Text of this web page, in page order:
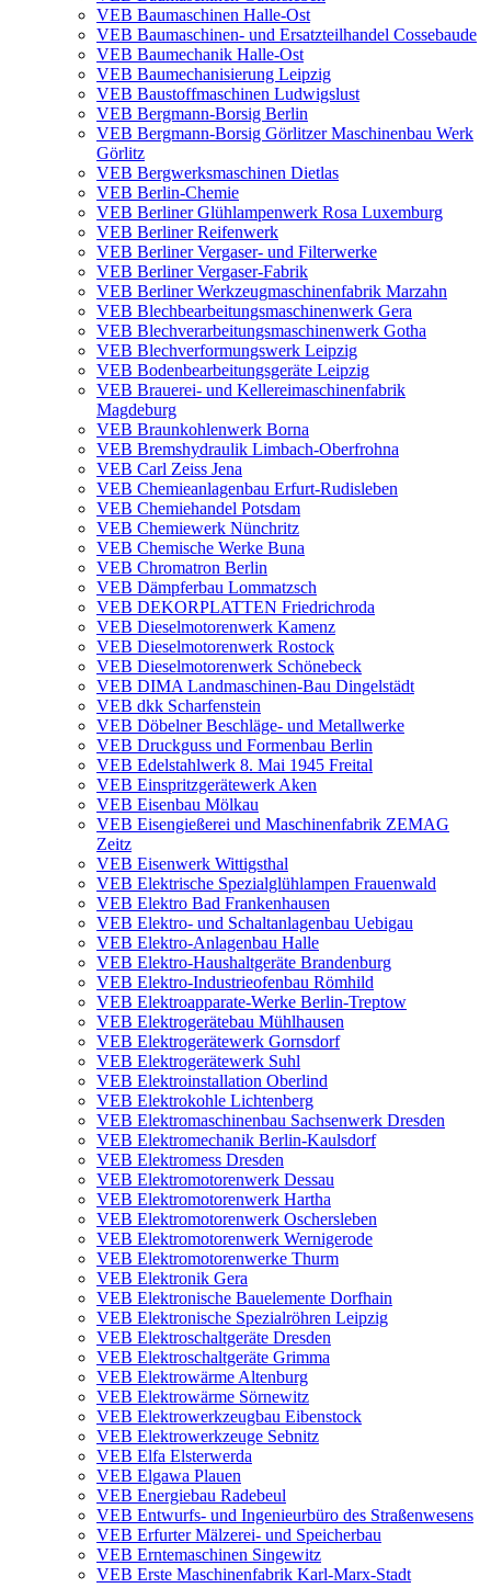
VEB Baumaschinen Halle-Ost
VEB Baumaschinen- und Ersatzteilhandel Cossebaude
VEB Baumechanik Halle-Ost
VEB Baumechanisierung Leipzig
VEB Baustoffmaschinen Ludwigslust
VEB Bergmann-Borsig Berlin
VEB Bergmann-Borsig Görlitzer Maschinenbau Werk
Görlitz
VEB Bergwerksmaschinen Dietlas
VEB Berlin-Chemie
VEB Berliner Glühlampenwerk Rosa Luxemburg
VEB Berliner Reifenwerk
VEB Berliner Vergaser- und Filterwerke
VEB Berliner Vergaser-Fabrik
VEB Berliner Werkzeugmaschinenfabrik Marzahn
VEB Blechbearbeitungsmaschinenwerk Gera
VEB Blechverarbeitungsmaschinenwerk Gotha
VEB Blechverformungswerk Leipzig
VEB Bodenbearbeitungsgeräte Leipzig
VEB Brauerei- und Kellereimaschinenfabrik
Magdeburg
VEB Braunkohlenwerk Borna
VEB Bremshydraulik Limbach-Oberfrohna
VEB Carl Zeiss Jena
VEB Chemieanlagenbau Erfurt-Rudisleben
VEB Chemiehandel Potsdam
VEB Chemiewerk Nünchritz
VEB Chemische Werke Buna
VEB Chromatron Berlin
VEB Dämpferbau Lommatzsch
VEB DEKORPLATTEN Friedrichroda
VEB Dieselmotorenwerk Kamenz
VEB Dieselmotorenwerk Rostock
VEB Dieselmotorenwerk Schönebeck
VEB DIMA Landmaschinen-Bau Dingelstädt
VEB dkk Scharfenstein
VEB Döbelner Beschläge- und Metallwerke
VEB Druckguss und Formenbau Berlin
VEB Edelstahlwerk 8. Mai 1945 Freital
VEB Einspritzgerätewerk Aken
VEB Eisenbau Mölkau
VEB Eisengießerei und Maschinenfabrik ZEMAG
Zeitz
VEB Eisenwerk Wittigsthal
VEB Elektrische Spezialglühlampen Frauenwald
VEB Elektro Bad Frankenhausen
VEB Elektro- und Schaltanlagenbau Uebigau
VEB Elektro-Anlagenbau Halle
VEB Elektro-Haushaltgeräte Brandenburg
VEB Elektro-Industrieofenbau Römhild
VEB Elektroapparate-Werke Berlin-Treptow
VEB Elektrogerätebau Mühlhausen
VEB Elektrogerätewerk Gornsdorf
VEB Elektrogerätewerk Suhl
VEB Elektroinstallation Oberlind
VEB Elektrokohle Lichtenberg
VEB Elektromaschinenbau Sachsenwerk Dresden
VEB Elektromechanik Berlin-Kaulsdorf
VEB Elektromess Dresden
VEB Elektromotorenwerk Dessau
VEB Elektromotorenwerk Hartha
VEB Elektromotorenwerk Oschersleben
VEB Elektromotorenwerk Wernigerode
VEB Elektromotorenwerke Thurm
VEB Elektronik Gera
VEB Elektronische Bauelemente Dorfhain
VEB Elektronische Spezialröhren Leipzig
VEB Elektroschaltgeräte Dresden
VEB Elektroschaltgeräte Grimma
VEB Elektrowärme Altenburg
VEB Elektrowärme Sörnewitz
VEB Elektrowerkzeugbau Eibenstock
VEB Elektrowerkzeuge Sebnitz
VEB Elfa Elsterwerda
VEB Elgawa Plauen
VEB Energiebau Radebeul
VEB Entwurfs- und Ingenieurbüro des Straßenwesens
VEB Erfurter Mälzerei- und Speicherbau
VEB Erntemaschinen Singewitz
VEB Erste Maschinenfabrik Karl-Marx-Stadt